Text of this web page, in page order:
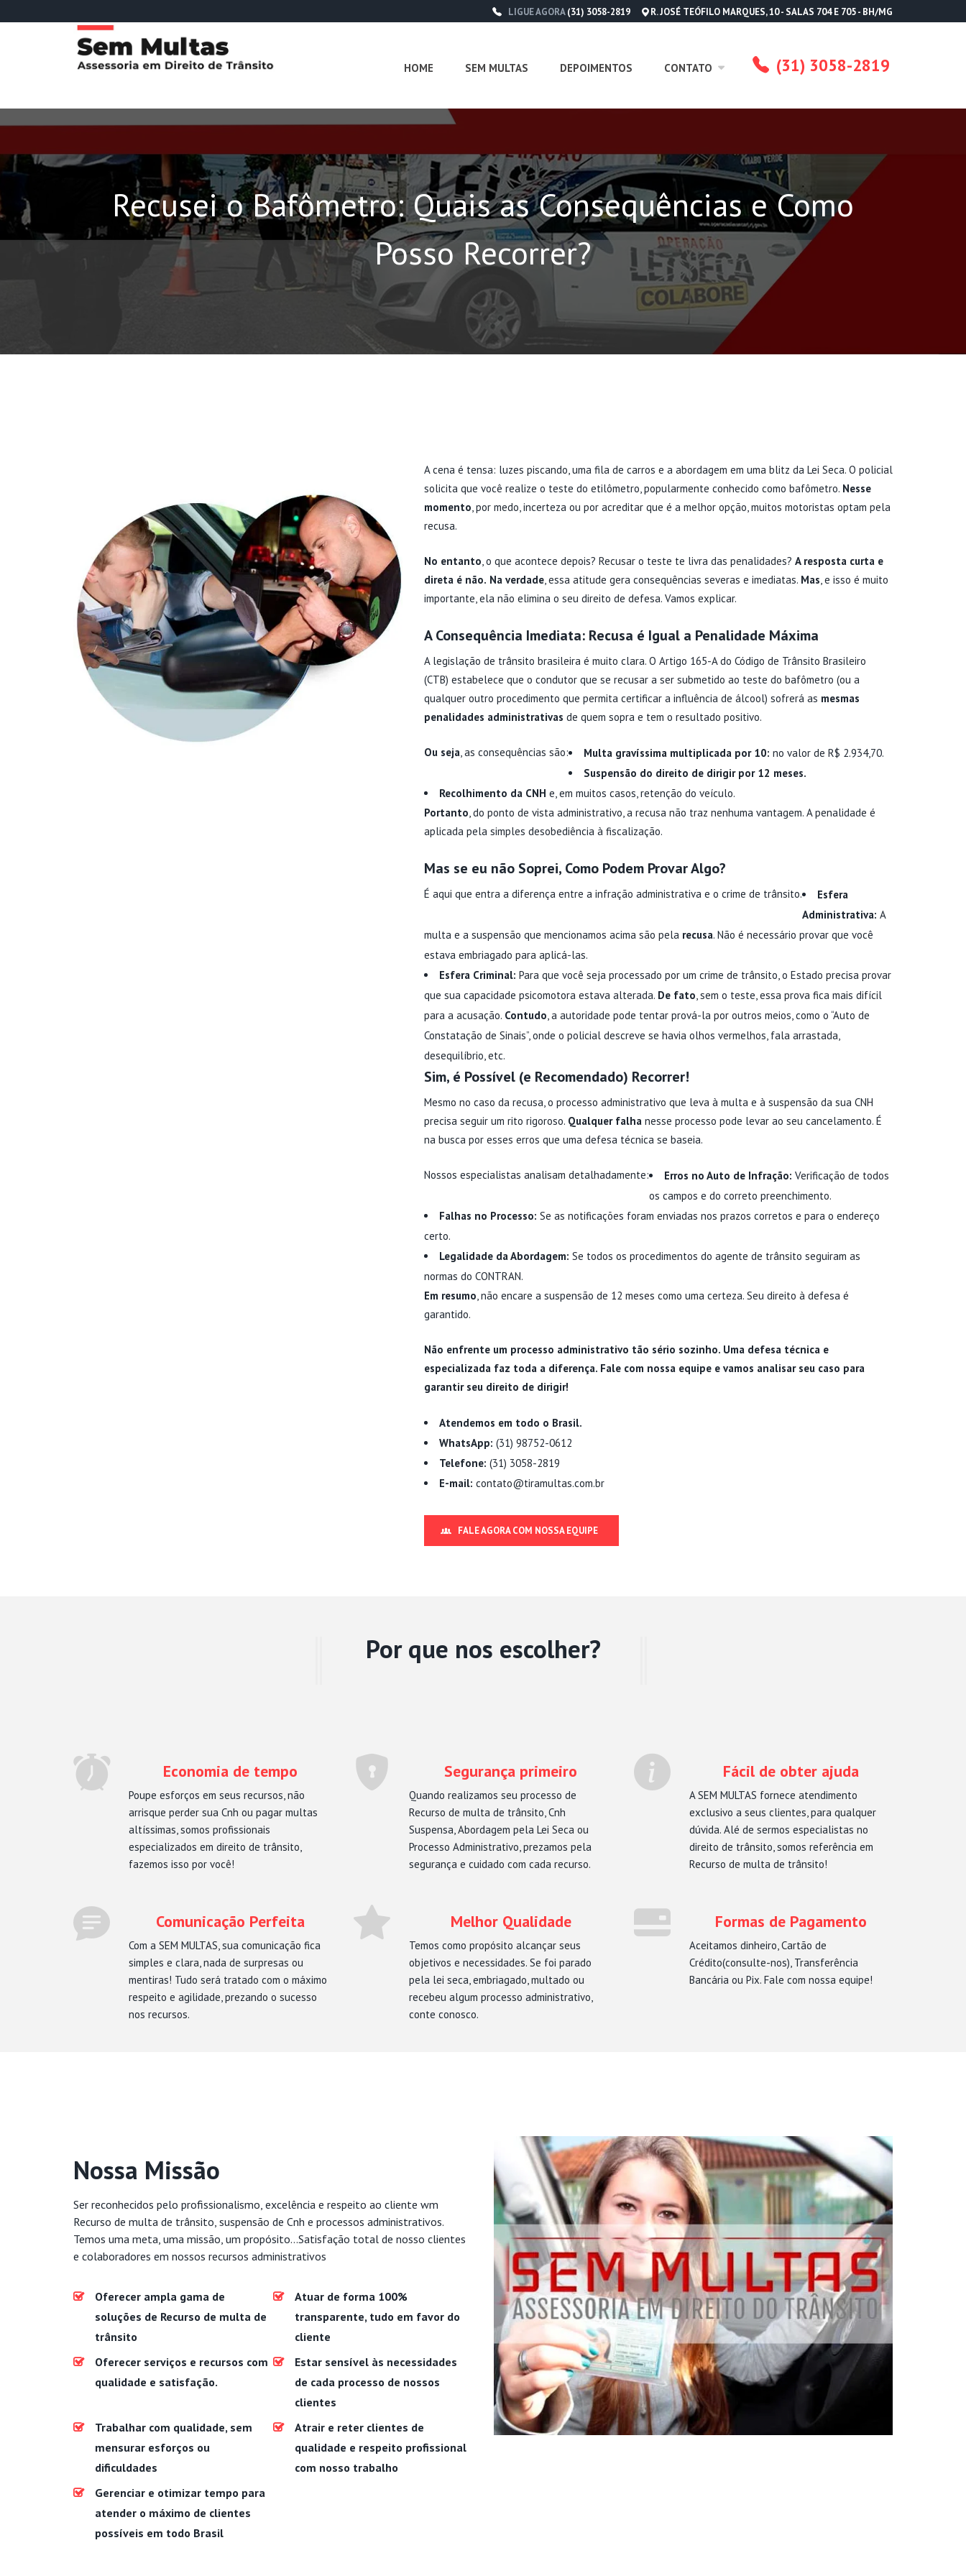
LIGUE AGORA(31) 3058-2819 R. JOSÉ TEÓFILO MARQUES, 10 - SALAS 704 E 705 - BH/MG
HOME SEM MULTAS DEPOIMENTOS CONTATO (31) 3058-2819
Recusei o Bafômetro: Quais as Consequências e Como
Posso Recorrer?
A cena é tensa: luzes piscando, uma fila de carros e a abordagem em uma blitz da Lei Seca. O policial
solicita que você realize o teste do etilômetro, popularmente conhecido como bafômetro. Nesse
momento, por medo, incerteza ou por acreditar que é a melhor opção, muitos motoristas optam pela
recusa.
No entanto, o que acontece depois? Recusar o teste te livra das penalidades? A resposta curta e
direta é não. Na verdade, essa atitude gera consequências severas e imediatas. Mas, e isso é muito
importante, ela não elimina o seu direito de defesa. Vamos explicar.
A Consequência Imediata: Recusa é Igual a Penalidade Máxima
A legislação de trânsito brasileira é muito clara. O Artigo 165-A do Código de Trânsito Brasileiro
(CTB) estabelece que o condutor que se recusar a ser submetido ao teste do bafômetro (ou a
qualquer outro procedimento que permita certificar a influência de álcool) sofrerá as mesmas
penalidades administrativas de quem sopra e tem o resultado positivo.
Ou seja, as consequências são: Multa gravíssima multiplicada por 10: no valor de R$ 2.934,70.
Suspensão do direito de dirigir por 12 meses.
Recolhimento da CNH e, em muitos casos, retenção do veículo.
Portanto, do ponto de vista administrativo, a recusa não traz nenhuma vantagem. A penalidade é
aplicada pela simples desobediência à fiscalização.
Mas se eu não Soprei, Como Podem Provar Algo?
É aqui que entra a diferença entre a infração administrativa e o crime de trânsito.
Esfera
Administrativa: A
multa e a suspensão que mencionamos acima são pela recusa. Não é necessário provar que você
estava embriagado para aplicá-las.
Esfera Criminal: Para que você seja processado por um crime de trânsito, o Estado precisa provar
que sua capacidade psicomotora estava alterada. De fato, sem o teste, essa prova fica mais difícil
para a acusação. Contudo, a autoridade pode tentar prová-la por outros meios, como o “Auto de
Constatação de Sinais”, onde o policial descreve se havia olhos vermelhos, fala arrastada,
desequilíbrio, etc.
Sim, é Possível (e Recomendado) Recorrer!
Mesmo no caso da recusa, o processo administrativo que leva à multa e à suspensão da sua CNH
precisa seguir um rito rigoroso. Qualquer falhanesse processo pode levar ao seu cancelamento. É
na busca por esses erros que uma defesa técnica se baseia.
Nossos especialistas analisam detalhadamente: Erros no Auto de Infração: Verificação de todos
os campos e do correto preenchimento.
Falhas no Processo: Se as notificações foram enviadas nos prazos corretos e para o endereço
certo.
Legalidade da Abordagem: Se todos os procedimentos do agente de trânsito seguiram as
normas do CONTRAN.
Em resumo, não encare a suspensão de 12 meses como uma certeza. Seu direito à defesa é
garantido.
Não enfrente um processo administrativo tão sério sozinho. Uma defesa técnica e
especializada faz toda a diferença. Fale com nossa equipe e vamos analisar seu caso para
garantir seu direito de dirigir!
Atendemos em todo o Brasil.
WhatsApp: (31) 98752-0612
Telefone: (31) 3058-2819
E-mail: contato@tiramultas.com.br
FALE AGORA COM NOSSA EQUIPE
Por que nos escolher?
Economia de tempo
Poupe esforços em seus recursos, não
arrisque perder sua Cnh ou pagar multas
altíssimas, somos profissionais
especializados em direito de trânsito,
fazemos isso por você!
Segurança primeiro
Quando realizamos seu processo de
Recurso de multa de trânsito, Cnh
Suspensa, Abordagem pela Lei Seca ou
Processo Administrativo, prezamos pela
segurança e cuidado com cada recurso.
Fácil de obter ajuda
A SEM MULTAS fornece atendimento
exclusivo a seus clientes, para qualquer
dúvida. Alé de sermos especialistas no
direito de trânsito, somos referência em
Recurso de multa de trânsito!
Comunicação Perfeita
Com a SEM MULTAS, sua comunicação fica
simples e clara, nada de surpresas ou
mentiras! Tudo será tratado com o máximo
respeito e agilidade, prezando o sucesso
nos recursos.
Melhor Qualidade
Temos como propósito alcançar seus
objetivos e necessidades. Se foi parado
pela lei seca, embriagado, multado ou
recebeu algum processo administrativo,
conte conosco.
Formas de Pagamento
Aceitamos dinheiro, Cartão de
Crédito(consulte-nos), Transferência
Bancária ou Pix. Fale com nossa equipe!
Nossa Missão
Ser reconhecidos pelo profissionalismo, excelência e respeito ao cliente wm
Recurso de multa de trânsito, suspensão de Cnh e processos administrativos.
Temos uma meta, uma missão, um propósito...Satisfação total de nosso clientes
e colaboradores em nossos recursos administrativos
Oferecer ampla gama de
soluções de Recurso de multa de
trânsito
Atuar de forma 100%
transparente, tudo em favor do
cliente
Oferecer serviços e recursos com
qualidade e satisfação.
Estar sensível às necessidades
de cada processo de nossos
clientes
Trabalhar com qualidade, sem
mensurar esforços ou
dificuldades
Atrair e reter clientes de
qualidade e respeito profissional
com nosso trabalho
Gerenciar e otimizar tempo para
atender o máximo de clientes
possíveis em todo Brasil